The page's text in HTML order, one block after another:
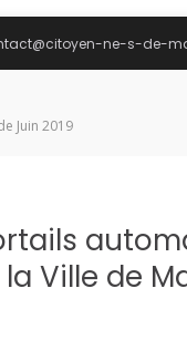
ne-s-de-
Juin 2019
Ville de